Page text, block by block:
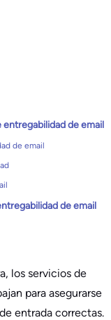
de email
de email
de email
los servicios de
para asegurarse
entrada correctas.